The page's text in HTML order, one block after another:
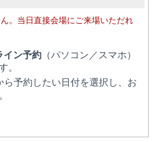
。当日直接会場にご来場いただれ
イン予約 （パソコン／スマホ）
。
予約したい日付を選択し、お